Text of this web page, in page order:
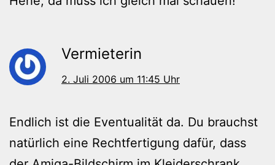
Vermieterin
2. Juli 2006 um 11:45 Uhr
Endlich ist die Eventualität da. Du brauchst
natürlich eine Rechtfertigung dafür, dass